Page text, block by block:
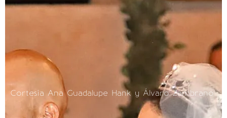
Cortesía Ana Guadalupe Hank y Álvaro Zambrano